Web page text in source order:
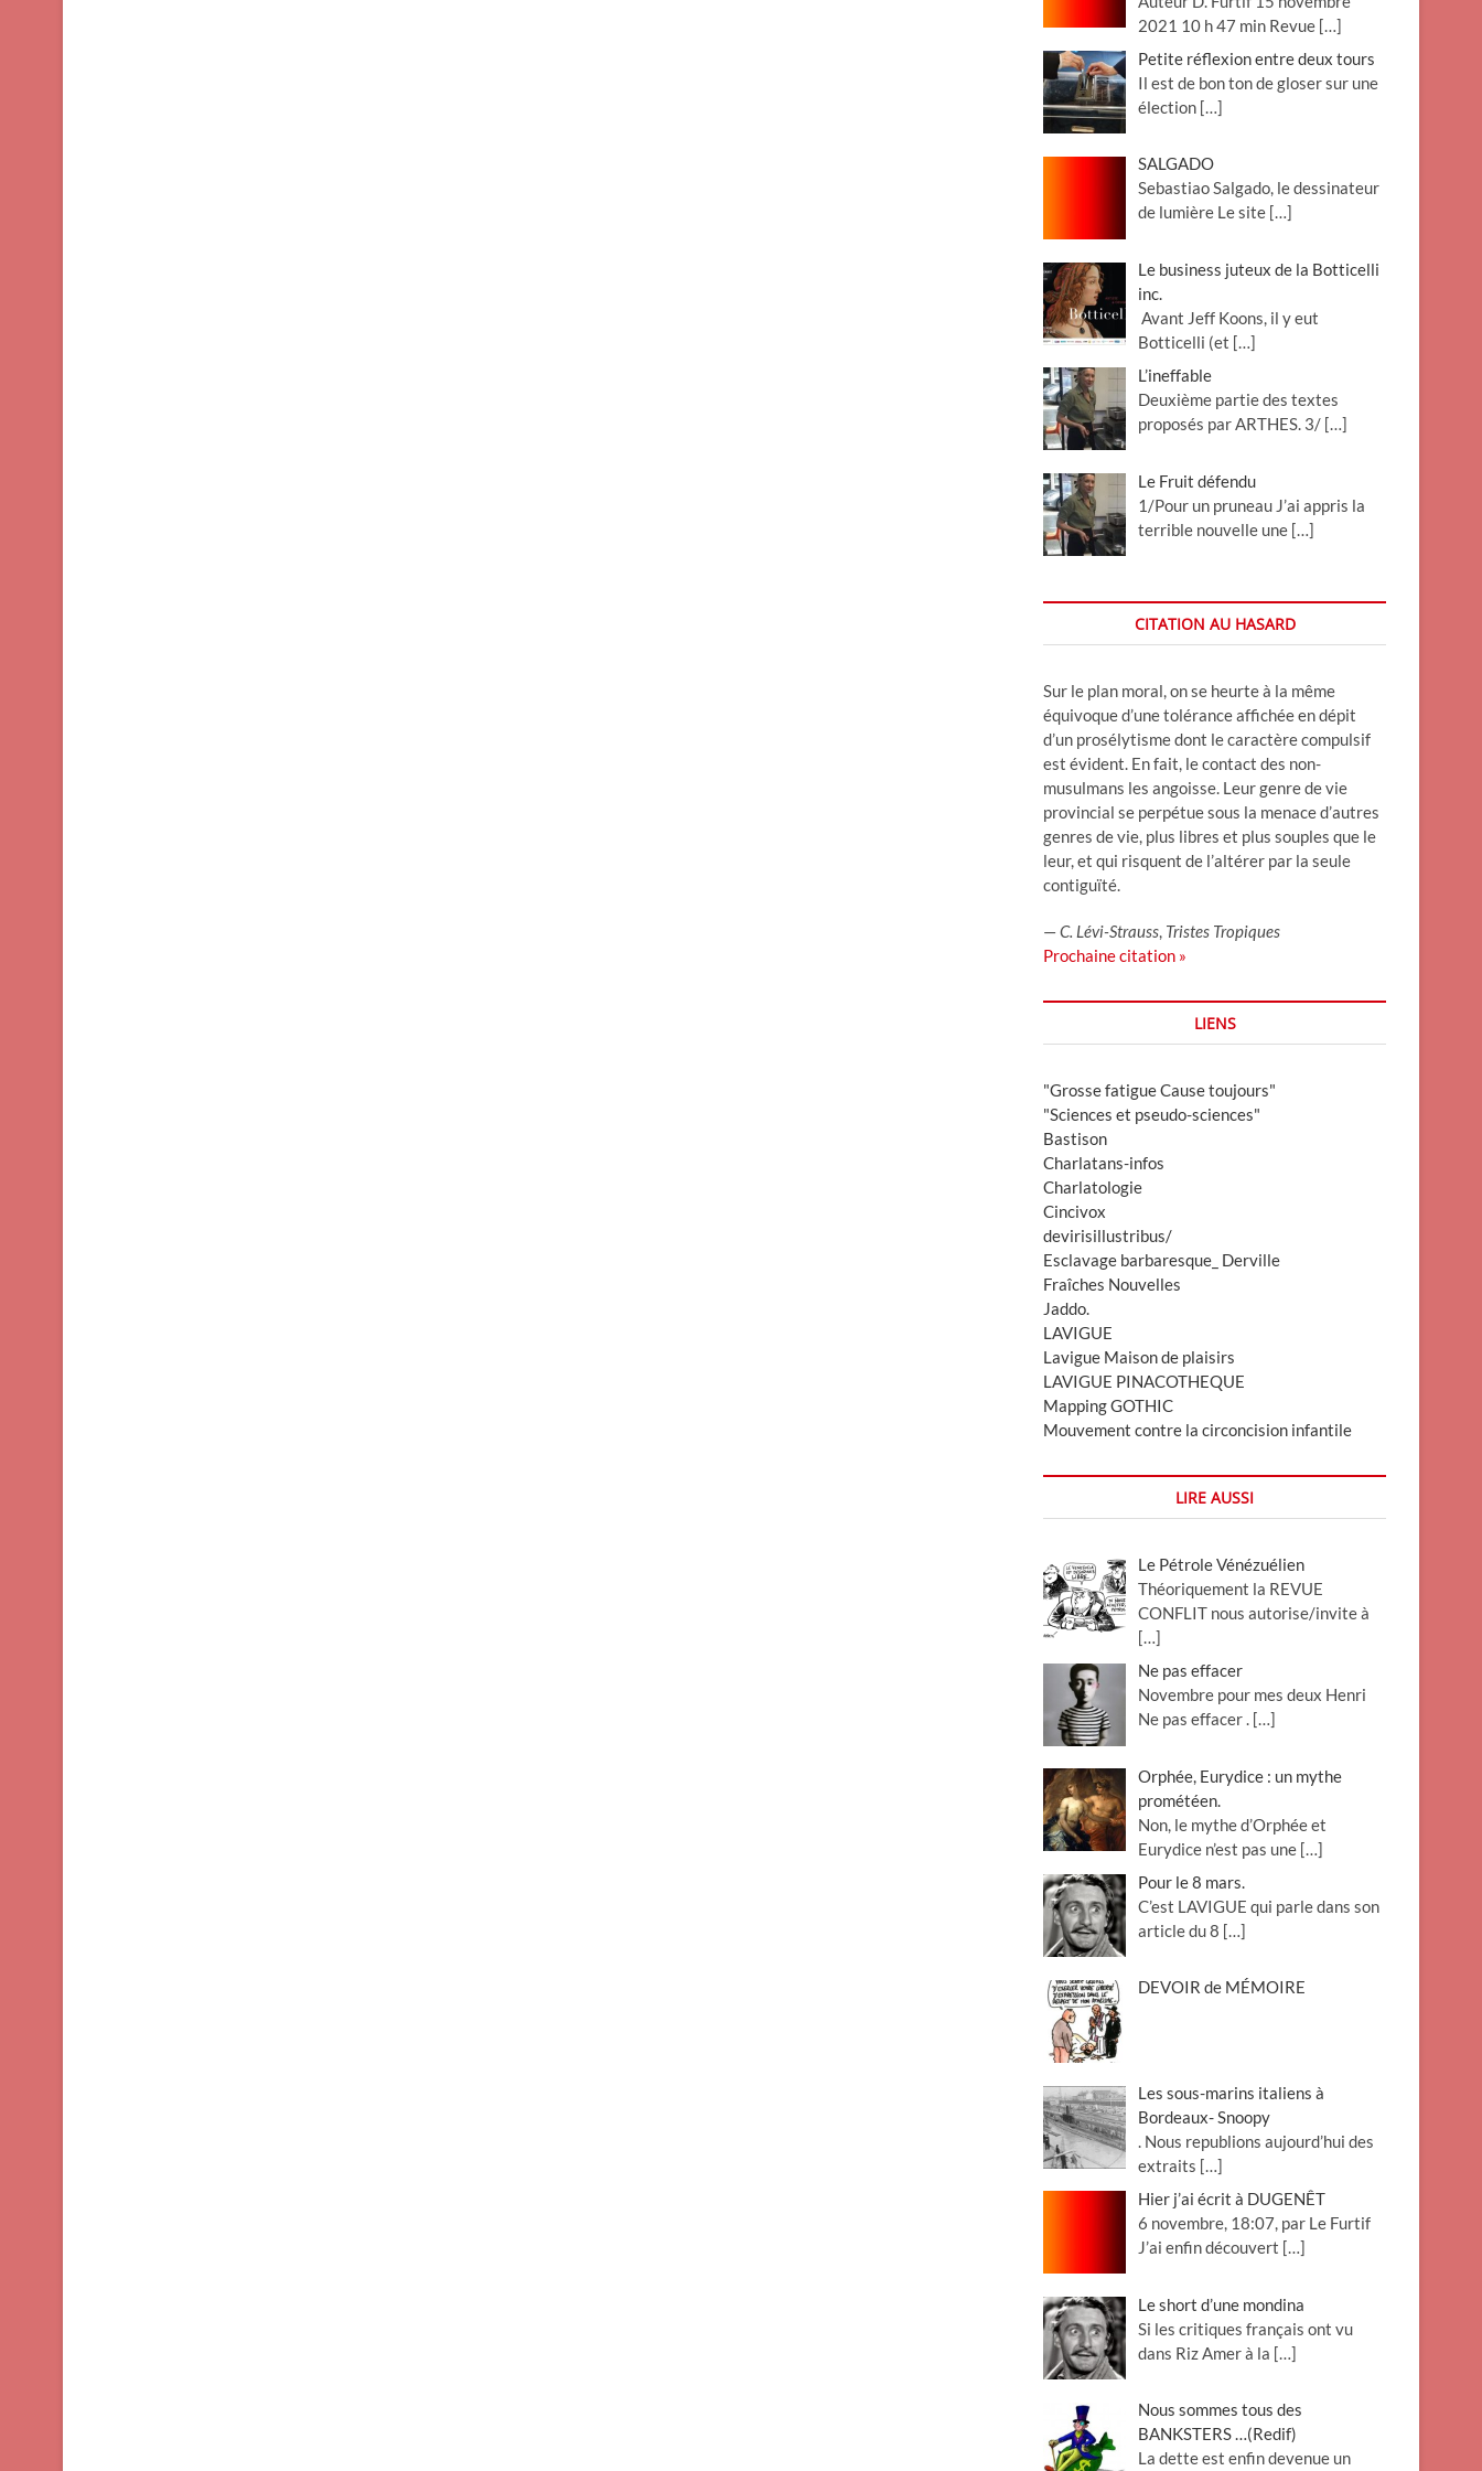
2021 10 h 47 min Revue […]
Petite réflexion entre deux tours
Il est de bon ton de gloser sur une
élection […]
SALGADO
Sebastiao Salgado, le dessinateur
de lumière Le site […]
Le business juteux de la Botticelli
inc.
Avant Jeff Koons, il y eut
Botticelli (et […]
L’ineffable
Deuxième partie des textes
proposés par ARTHES. 3/ […]
Le Fruit défendu
1/Pour un pruneau J’ai appris la
terrible nouvelle une […]
CITATION AU HASARD
Sur le plan moral, on se heurte à la même
équivoque d’une tolérance affichée en dépit
d’un prosélytisme dont le caractère compulsif
est évident. En fait, le contact des non-
musulmans les angoisse. Leur genre de vie
provincial se perpétue sous la menace d’autres
genres de vie, plus libres et plus souples que le
leur, et qui risquent de l’altérer par la seule
contiguïté.
—C. Lévi-Strauss, Tristes Tropiques
Prochaine citation »
LIENS
"Grosse fatigue Cause toujours"
"Sciences et pseudo-sciences"
Bastison
Charlatans-infos
Charlatologie
Cincivox
devirisillustribus/
Esclavage barbaresque_ Derville
Fraîches Nouvelles
Jaddo.
LAVIGUE
Lavigue Maison de plaisirs
LAVIGUE PINACOTHEQUE
Mapping GOTHIC
Mouvement contre la circoncision infantile
LIRE AUSSI
Le Pétrole Vénézuélien
Théoriquement la REVUE
CONFLIT nous autorise/invite à
[…]
Ne pas effacer
Novembre pour mes deux Henri
Ne pas effacer . […]
Orphée, Eurydice : un mythe
prométéen.
Non, le mythe d’Orphée et
Eurydice n’est pas une […]
Pour le 8 mars.
C’est LAVIGUE qui parle dans son
article du 8 […]
DEVOIR de MÉMOIRE
Les sous-marins italiens à
Bordeaux- Snoopy
. Nous republions aujourd’hui des
extraits […]
Hier j’ai écrit à DUGENÊT
6 novembre, 18:07, par Le Furtif
J’ai enfin découvert […]
Le short d’une mondina
Si les critiques français ont vu
dans Riz Amer à la […]
Nous sommes tous des
BANKSTERS …(Redif)
La dette est enfin devenue un